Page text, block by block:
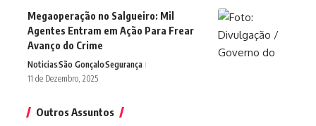
Megaoperação no Salgueiro: Mil
Agentes Entram em Ação Para Frear
Avanço do Crime
NoticiasSão GonçaloSegurança
11 de Dezembro, 2025
Outros Assuntos